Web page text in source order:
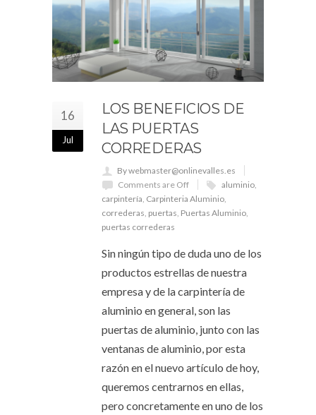
16
Jul
LOS BENEFICIOS DE
LAS PUERTAS
CORREDERAS
By webmaster@onlinevalles.es
Comments are Off
aluminio,
carpintería, Carpinteria Aluminio,
correderas, puertas, Puertas Aluminio,
puertas correderas
Sin ningún tipo de duda uno de los
productos estrellas de nuestra
empresa y de la carpintería de
aluminio en general, son las
puertas de aluminio, junto con las
ventanas de aluminio, por esta
razón en el nuevo artículo de hoy,
queremos centrarnos en ellas,
pero concretamente en uno de los